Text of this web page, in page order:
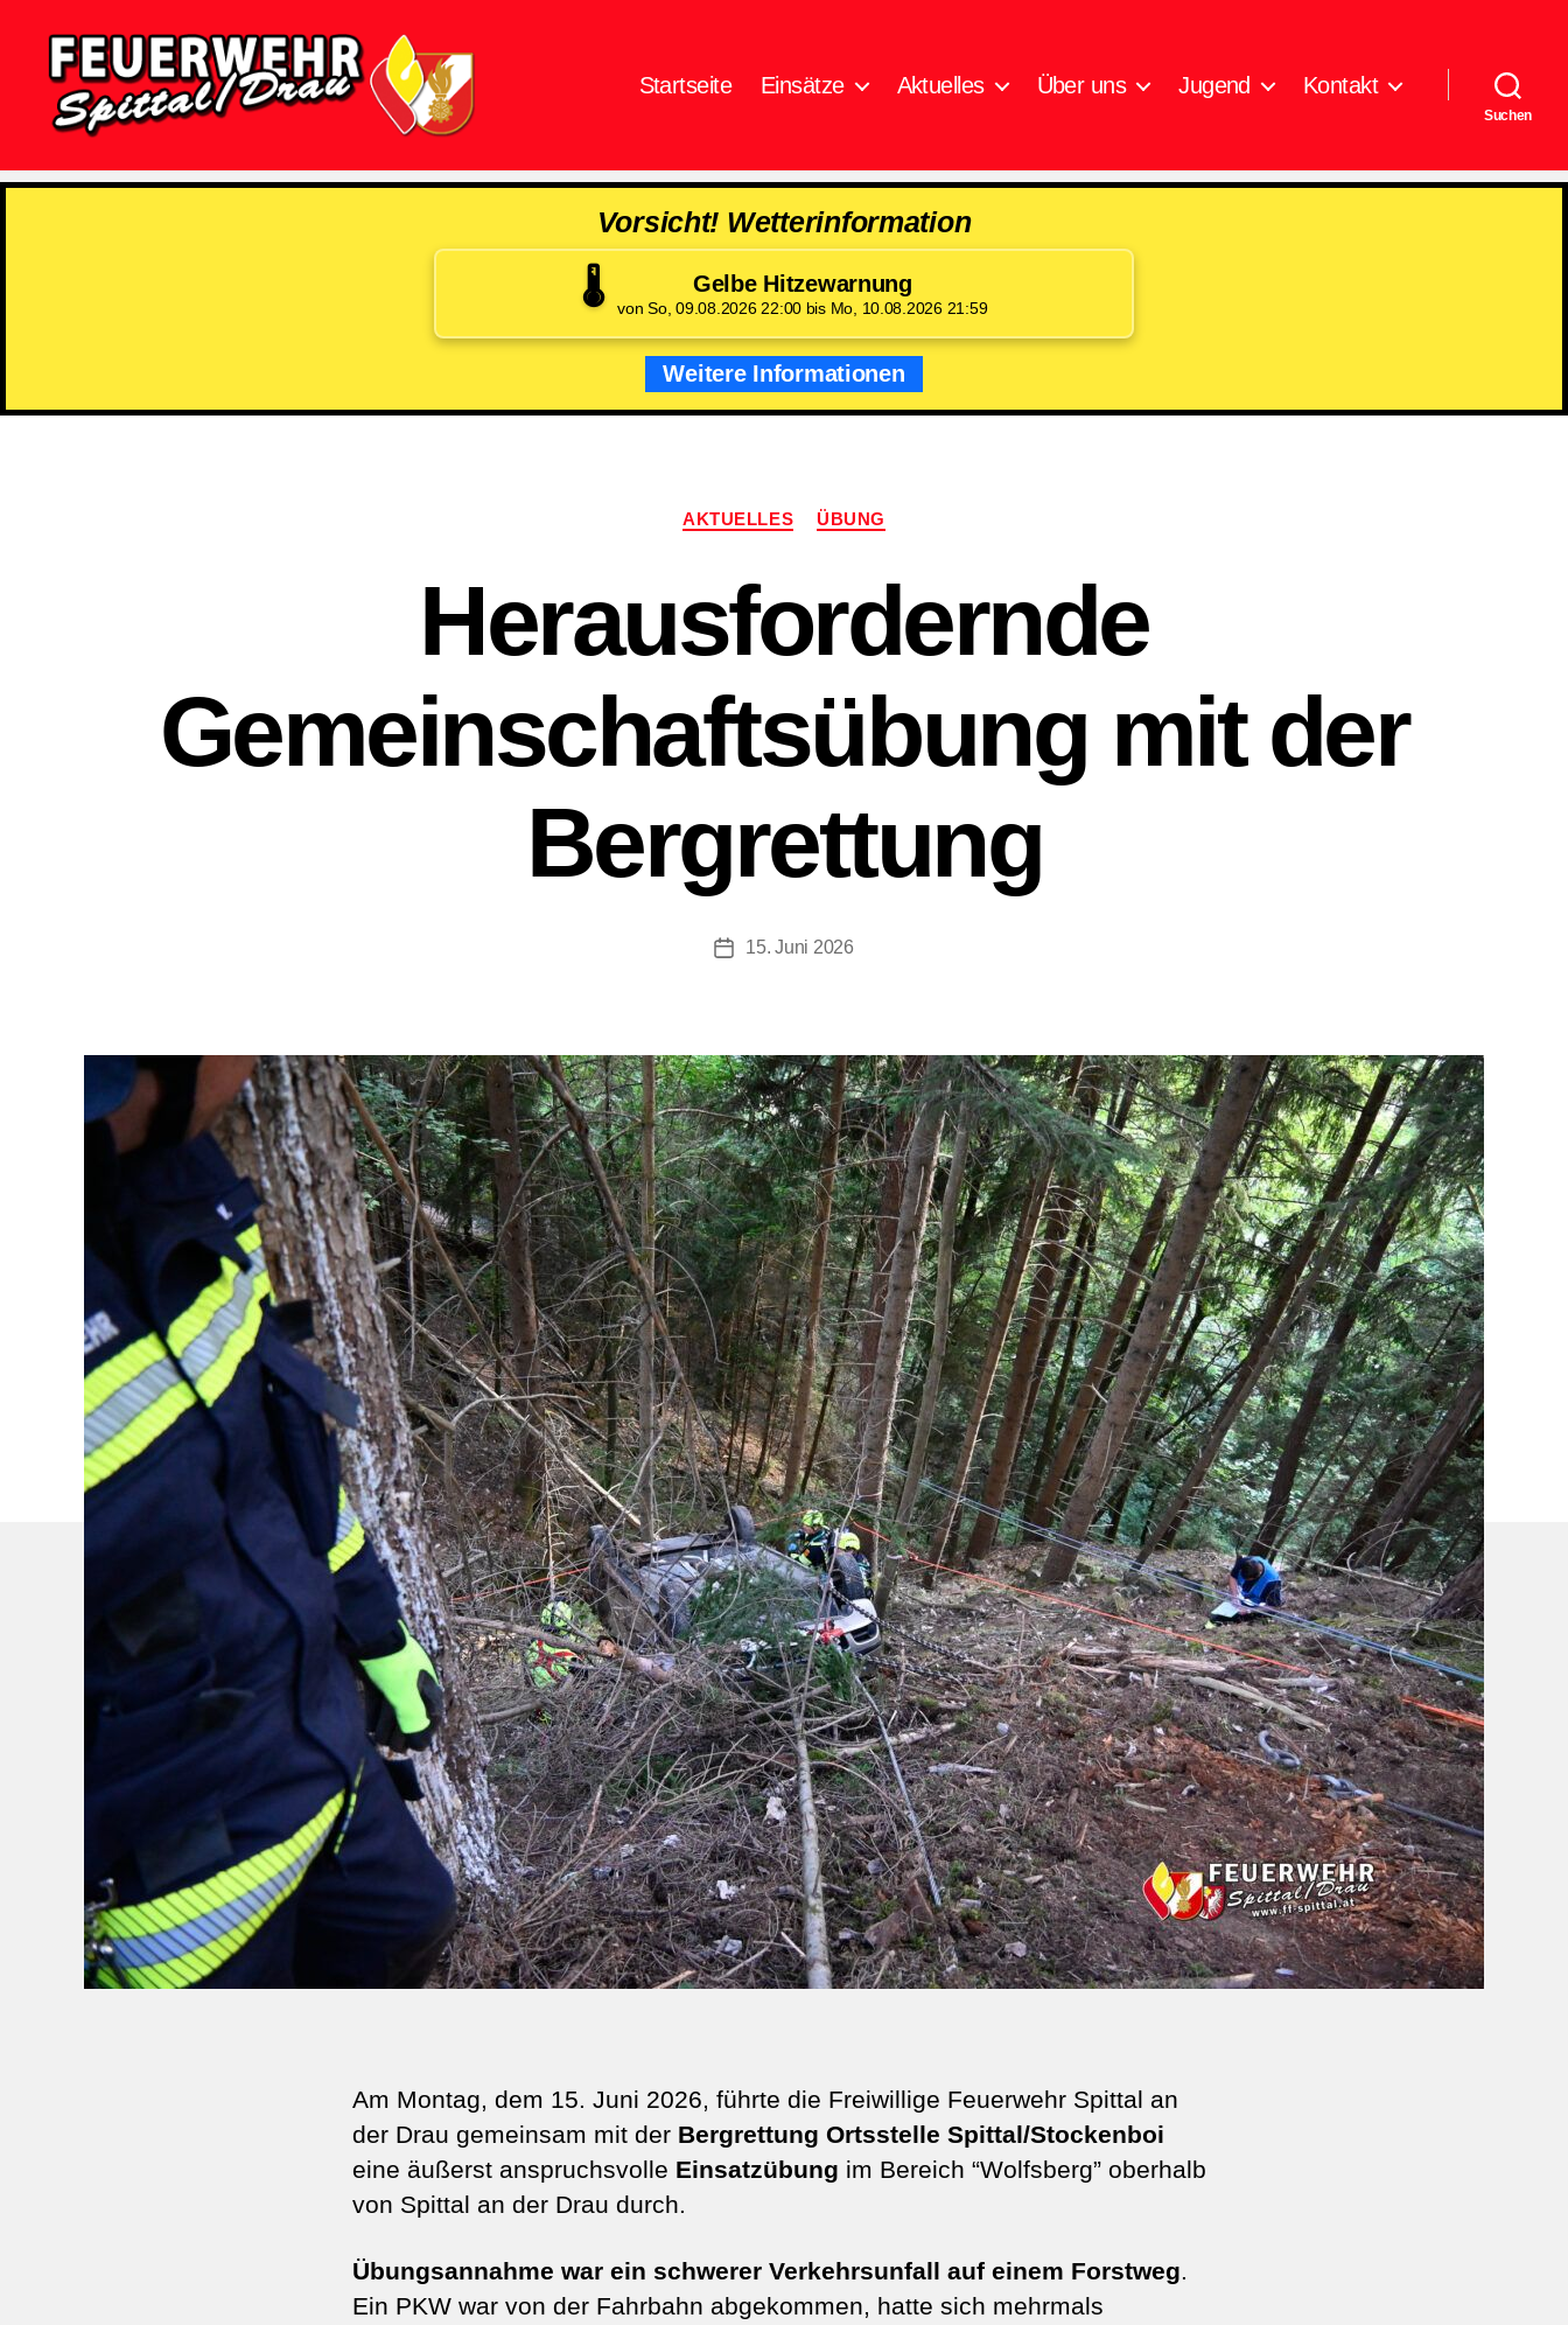
Spittal/Drau
Startseite Einsätze Aktuelles Über uns Jugend Kontakt
Suchen
Vorsicht! Wetterinformation
🌡️ Gelbe Hitzewarnung
von So, 09.08.2026 22:00 bis Mo, 10.08.2026 21:59
Weitere Informationen
Kategorien
AKTUELLES ÜBUNG
Herausfordernde
Gemeinschaftsübung mit der
Bergrettung
Beitragsdatum
15. Juni 2026
Am Montag, dem 15. Juni 2026, führte die Freiwillige Feuerwehr Spittal an
der Drau gemeinsam mit der Bergrettung Ortsstelle Spittal/Stockenboi
eine äußerst anspruchsvolle Einsatzübung im Bereich “Wolfsberg” oberhalb
von Spittal an der Drau durch.
Übungsannahme war ein schwerer Verkehrsunfall auf einem Forstweg.
Ein PKW war von der Fahrbahn abgekommen, hatte sich mehrmals